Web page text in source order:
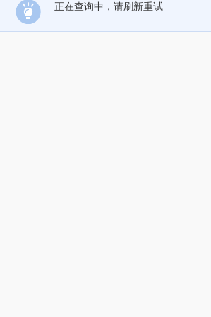
正在查询中，请刷新重试